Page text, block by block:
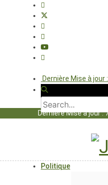
Dernière Mise à jour
Dernière Mise à jour :
Politique